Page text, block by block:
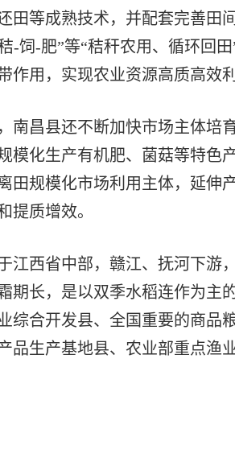
田等成熟技术，并配套完善田
-饲-肥”等“秸秆农用、循环回
作用，实现农业资源高质高效
昌县还不断加快市场主体培
模化生产有机肥、菌菇等特色
田规模化市场利用主体，延伸
提质增效。
西省中部，赣江、抚河下游，
期长，是以双季水稻连作为主
综合开发县、全国重要的商品
品生产基地县、农业部重点渔